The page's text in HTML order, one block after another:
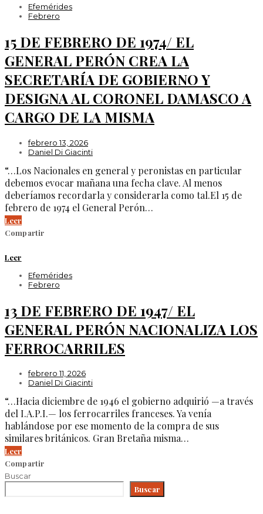
Efemérides
Febrero
15 DE FEBRERO DE 1974/ EL
GENERAL PERÓN CREA LA
SECRETARÍA DE GOBIERNO Y
DESIGNA AL CORONEL DAMASCO A
CARGO DE LA MISMA
febrero 13, 2026
Daniel Di Giacinti
“…Los Nacionales en general y peronistas en particular
debemos evocar mañana una fecha clave. Al menos
deberíamos recordarla y considerarla como tal.El 15 de
febrero de 1974 el General Perón…
Leer
Compartir
Leer
Efemérides
Febrero
13 DE FEBRERO DE 1947/ EL
GENERAL PERÓN NACIONALIZA LOS
FERROCARRILES
febrero 11, 2026
Daniel Di Giacinti
“…Hacia diciembre de 1946 el gobierno adquirió —a través
del I.A.P.I.— los ferrocarriles franceses. Ya venía
hablándose por ese momento de la compra de sus
similares británicos. Gran Bretaña misma…
Leer
Compartir
Buscar
Buscar